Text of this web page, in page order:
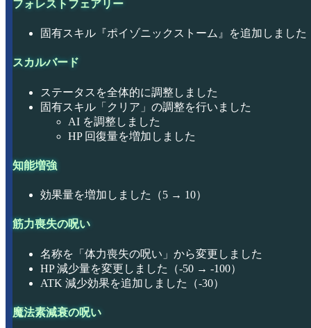
フォレストフェアリー
固有スキル『ポイゾニックストーム』を追加しました
スカルバード
ステータスを全体的に調整しました
固有スキル「クリア」の調整を行いました
AI を調整しました
HP 回復量を増加しました
知能増強
効果量を増加しました（5 → 10）
筋力喪失の呪い
名称を「体力喪失の呪い」から変更しました
HP 減少量を変更しました（-50 → -100）
ATK 減少効果を追加しました（-30）
魔法素減衰の呪い